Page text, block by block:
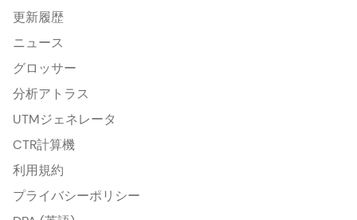
更新履歴
ニュース
グロッサー
分析アトラス
UTMジェネレータ
CTR計算機
利用規約
プライバシーポリシー